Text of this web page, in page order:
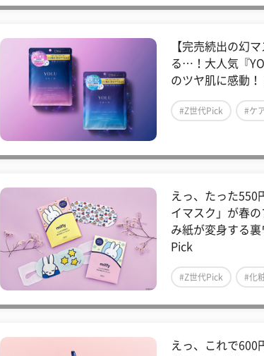
【完売続出の幻
る…！大人気『
のツヤ肌に感動
#Z世代Pick #ケ
えっ、たった550
イマスク」が春
み紙が変身する
Pick
#Z世代Pick #化
えっ、これで600